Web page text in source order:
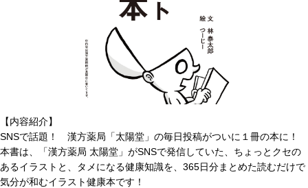
【内容紹介】
SNSで話題！ 漢方薬局「太陽堂」の毎日投稿がついに１冊の本に！
本書は、「漢方薬局 太陽堂」がSNSで発信していた、ちょっとクセの
あるイラストと、タメになる健康知識を、365日分まとめた読むだけで
気分が和むイラスト健康本です！